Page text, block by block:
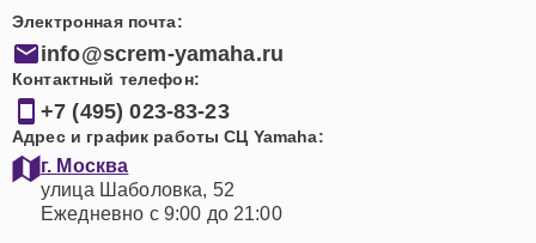
Электронная почта:
info@screm-yamaha.ru
Контактный телефон:
+7 (495) 023-83-23
Адрес и график работы СЦ Yamaha:
г. Москва
улица Шаболовка, 52
Ежедневно с 9:00 до 21:00